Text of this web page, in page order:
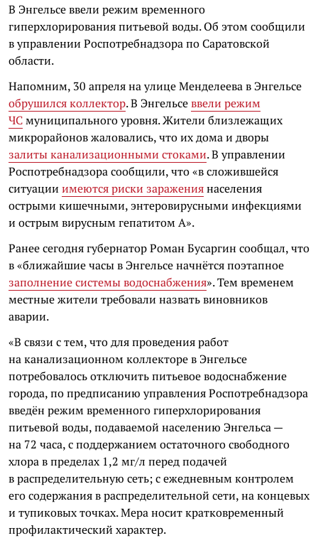
В Энгельсе ввели режим временного
гиперхлорирования питьевой воды. Об этом сообщили
в управлении Роспотребнадзора по Саратовской
области.
Напомним, 30 апреля на улице Менделеева в Энгельсе
обрушился коллектор. В Энгельсеввели режим
ЧСмуниципального уровня. Жители близлежащих
микрорайонов жаловались, что их дома и дворы
залиты канализационными стоками. В управлении
Роспотребнадзора сообщили, что «в сложившейся
ситуации имеются риски заражениянаселения
острыми кишечными, энтеровирусными инфекциями
и острым вирусным гепатитом А».
Ранее сегодня губернатор Роман Бусаргин сообщал, что
в «ближайшие часы в Энгельсе начнётся поэтапное
заполнение системы водоснабжения». Тем временем
местные жители требовали назвать виновников
аварии.
«В связи с тем, что для проведения работ
на канализационном коллекторе в Энгельсе
потребовалось отключить питьевое водоснабжение
города, по предписанию управления Роспотребнадзора
введён режим временного гиперхлорирования
питьевой воды, подаваемой населению Энгельса —
на 72 часа, с поддержанием остаточного свободного
хлора в пределах 1,2 мг/л перед подачей
в распределительную сеть; с ежедневным контролем
его содержания в распределительной сети, на концевых
и тупиковых точках. Мера носит кратковременный
профилактический характер.